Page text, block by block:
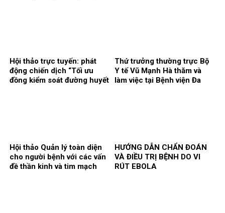
Hội thảo trực tuyến: phát
động chiến dịch “Tối ưu
đồng kiểm soát đường huyết
Thứ trưởng thường trực Bộ
Y tế Vũ Mạnh Hà thăm và
làm việc tại Bệnh viện Đa
Hội thảo Quản lý toàn diện
cho người bệnh với các vấn
đề thần kinh và tim mạch
HƯỚNG DẪN CHẨN ĐOÁN
VÀ ĐIỀU TRỊ BỆNH DO VI
RÚT EBOLA